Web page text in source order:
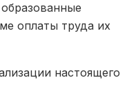
оплаты труда их
настоящего